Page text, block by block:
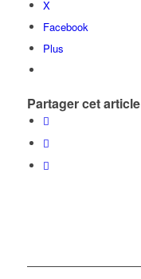
X
Facebook
Plus
Partager cet article